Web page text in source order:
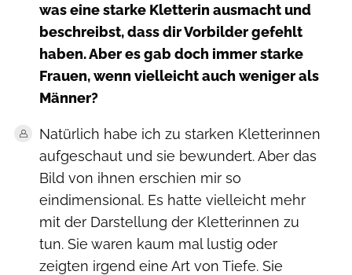
was eine starke Kletterin ausmacht und
beschreibst, dass dir Vorbilder gefehlt
haben. Aber es gab doch immer starke
Frauen, wenn vielleicht auch weniger als
Männer?
Natürlich habe ich zu starken Kletterinnen
aufgeschaut und sie bewundert. Aber das
Bild von ihnen erschien mir so
eindimensional. Es hatte vielleicht mehr
mit der Darstellung der Kletterinnen zu
tun. Sie waren kaum mal lustig oder
zeigten irgend eine Art von Tiefe. Sie